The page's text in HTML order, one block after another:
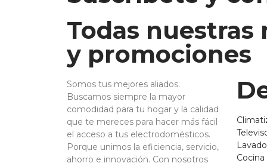
Todas nuestras
y promociones
Somos tus mejores aliados.
Buscamos siempre la mayor
comodidad para tu hogar y la calidad
que te mereces para hacer más fácil
el acceso a tus electrodomésticos.
Porque unimos la eficiencia, servicio,
ahorro e innovación. Con nosotros
Cocina